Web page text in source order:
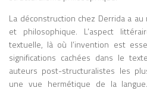
La déconstruction chez Derrida a
et philosophique. L’aspect
textuelle, là où l’invention est
significations cachées dans le
auteurs post-structuralistes les
une vue hermétique de la
un style
souvent
savantes,
intuitions
vaut